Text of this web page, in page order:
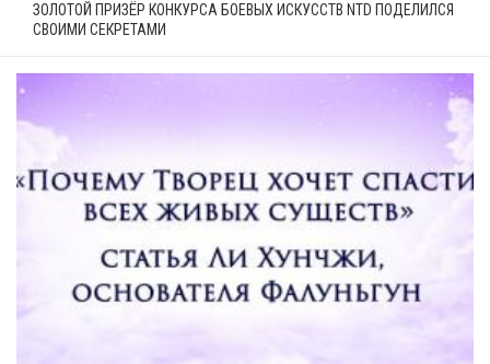
ЗОЛОТОЙ ПРИЗЁР КОНКУРСА БОЕВЫХ ИСКУССТВ NTD ПОДЕЛИЛСЯ
СВОИМИ СЕКРЕТАМИ